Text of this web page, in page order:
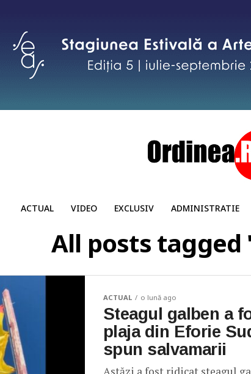
ACTUAL VIDEO EXCLUSIV ADMINISTRATIE
All posts tagged
ACTUAL o lună ago
Steagul galben a
plaja din Eforie
spun salvamarii